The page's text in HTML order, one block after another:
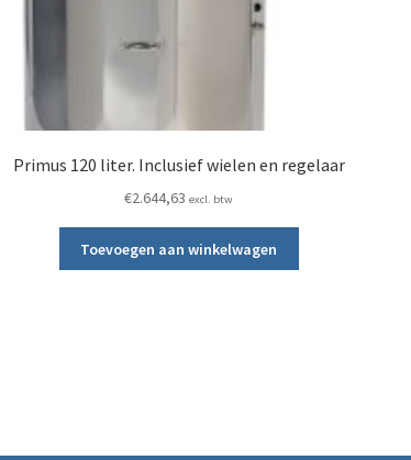
Primus 120 liter. Inclusief wielen en regelaar
€2.644,63 excl. btw
Toevoegen aan winkelwagen